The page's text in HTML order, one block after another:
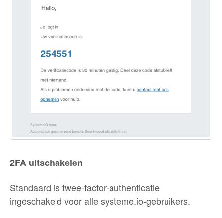
2FA uitschakelen
Standaard is twee-factor-authenticatie
ingeschakeld voor alle systeme.io-gebruikers.